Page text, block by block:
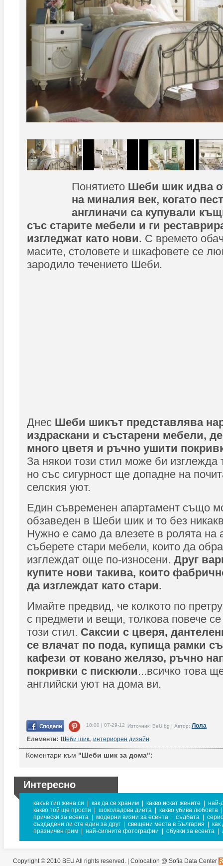
Понятието Шеби шик идва
на миналия век, когато
англиначи са купували
със старите мебели и ги
изгледжат като нови. С времето
масите, столовете и шкафовете се
зародило течението Шеби.
Днес Шеби шикът представлява
издраскани и състарени мебели,
много цветя и ръчно ушити
За някои този стил може би изглежда
но със сигурност ще допадне на
селския уют.
Един съвременен апартамент също
обзаведен в Шеби шик и то без
Нужно е само да влезете в ролята на
съберете стари мебели, които да
изглеждат още по-износени. Друг
купите нови такива, които
да изглеждат като стари.
Имайте предвид, че колкото по
с предмети и вещи, толкова повече
този стил. Саксии с цверя,
се влачат по пода, купища рамки
кафези от ковано желязо, ръчно
покривки с пискюли...всичко това
английски уют на дома ви.
18:00 | 07-29-12 Източник: BeU.bg | Автор: Лола
Елементи: Шеби шик, интериорен дизайн
Коментари към "Шеби шик за дома":
Интересно
какъв тип жена си как да се храним какво искат жените
най-
какво той ще прости
шоколадова диета какво убива любовта
прически за есента
модерни визии за есента съдбата
създадени ли сте един за друг
свещени места в България
как
празничен грим
най-силните фотографии обувки за есента
Copyright © 2010 BEU All rights reserved. | Colocation @ Sofia Data Center